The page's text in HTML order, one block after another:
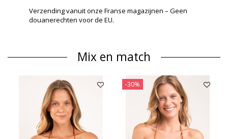
Verzending vanuit onze Franse magazijnen – Geen
douanerechten voor de EU.
Mix en match
-30%